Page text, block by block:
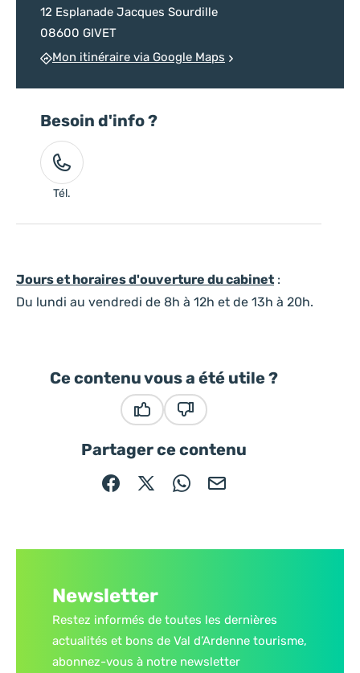
Jours et horaires d'ouverture du cabinet :
Du lundi au vendredi de 8h à 12h et de 13h à 20h.
12 Esplanade Jacques Sourdille
08600 GIVET
Mon itinéraire via Google Maps
Besoin d'info ?
Tél.
Ce contenu vous a été utile ?
Partager ce contenu
Partager sur Facebook (nouvelle fenêtre)
Partager sur X / Twitter (nouvelle
Partager sur WhatsApp
Partager par mail
Newsletter
Restez informés de toutes les dernières
actualités et bons de Val d’Ardenne tourisme,
abonnez-vous à notre newsletter